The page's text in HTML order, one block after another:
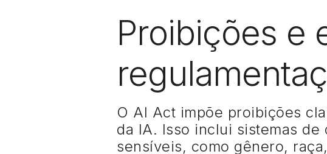
Proibições e
O AI Act impõe proibições
da IA. Isso inclui sistemas
sensíveis, como gênero,